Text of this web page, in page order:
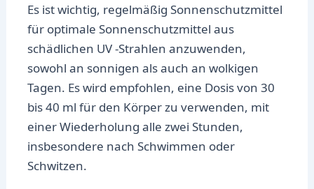
Es ist wichtig, regelmäßig Sonnenschutzmittel
für optimale Sonnenschutzmittel aus
schädlichen UV -Strahlen anzuwenden,
sowohl an sonnigen als auch an wolkigen
Tagen. Es wird empfohlen, eine Dosis von 30
bis 40 ml für den Körper zu verwenden, mit
einer Wiederholung alle zwei Stunden,
insbesondere nach Schwimmen oder
Schwitzen.